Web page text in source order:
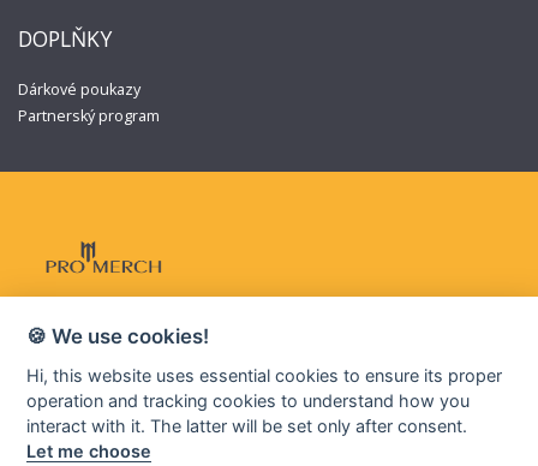
DOPLŇKY
Dárkové poukazy
Partnerský program
© Copyright 2020-2026. Some of the materials used are trademarks
and/or copyrighted works. Some material may not be official and is
not endorsed by the owners.
🍪 We use cookies!
Hi, this website uses essential cookies to ensure its proper
operation and tracking cookies to understand how you
interact with it. The latter will be set only after consent.
Let me choose